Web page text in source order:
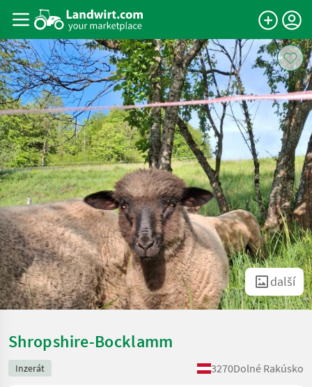
další
Shropshire-Bocklamm
Inzerát 3270Dolné Rakúsko